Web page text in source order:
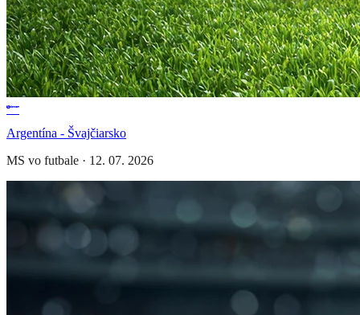
Argentína - Švajčiarsko
MS vo futbale · 12. 07. 2026